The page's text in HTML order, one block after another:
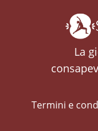
La
Termini e